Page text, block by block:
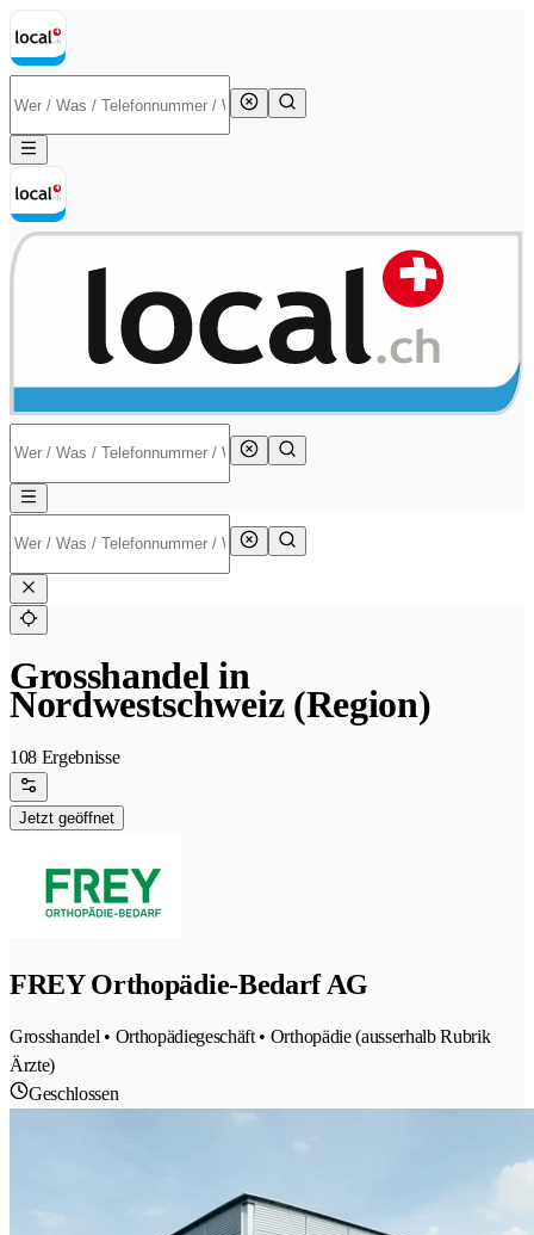
Grosshandel in
Nordwestschweiz (Region)
108 Ergebnisse
Jetzt geöffnet
FREY Orthopädie-Bedarf AG
Grosshandel • Orthopädiegeschäft • Orthopädie (ausserhalb Rubrik
Ärzte)
Geschlossen